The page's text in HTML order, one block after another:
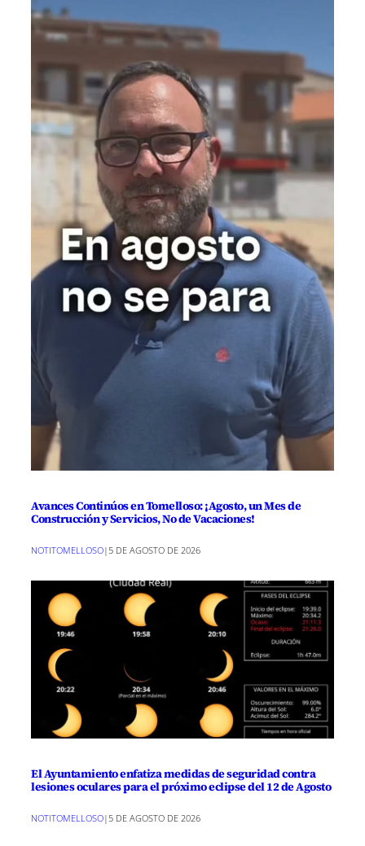
Avances Continúos en Tomelloso: ¡Agosto, un Mes de
Construcción y Servicios, No de Vacaciones!
NOTITOMELLOSO| 5 DE AGOSTO DE 2026
El Ayuntamiento enfatiza medidas de seguridad contra
lesiones oculares para el próximo eclipse del 12 de Agosto
NOTITOMELLOSO| 5 DE AGOSTO DE 2026